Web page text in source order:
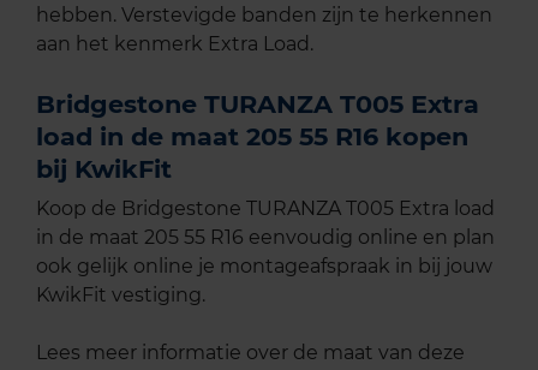
hebben. Verstevigde banden zijn te herkennen
aan het kenmerk Extra Load.
Bridgestone TURANZA T005 Extra
load in de maat 205 55 R16 kopen
bij KwikFit
Koop de Bridgestone TURANZA T005 Extra load
in de maat 205 55 R16 eenvoudig online en plan
ook gelijk online je montageafspraak in bij jouw
KwikFit vestiging.
Lees meer informatie over de maat van deze